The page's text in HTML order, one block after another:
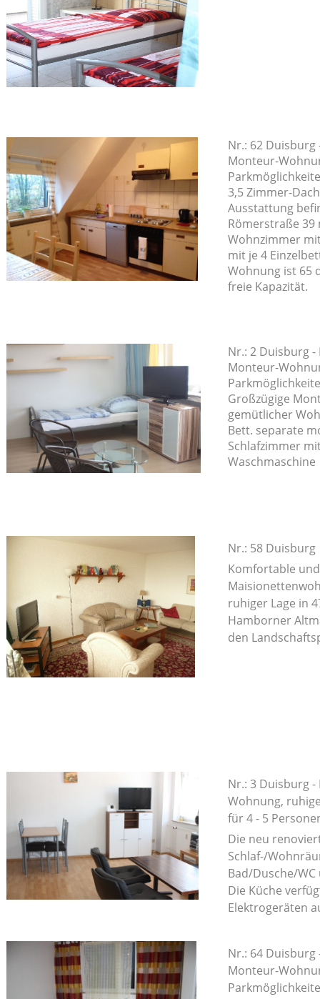
Nr.: 62
Monteur-
3,5 Zimmer-
Ausstattung
Römerstraße 39
Wohnzimmer
mit je 4
Wohnung ist 65
freie Kapazität.
Nr.: 2 Duisburg
Monteur-
Großzügige
gemütlicher
Bett. separate
Schlafzimmer
Waschmaschine
Nr.: 58 Duisburg
Komfortable
ruhiger Lage in
Hamborner
den
Nr.: 3 Duisburg
Wohnung,
für 4 - 5
Die neu
Schlaf-/
Bad/Dusche/
Die Küche
Elektrogeräten
Nr.: 64
Monteur-